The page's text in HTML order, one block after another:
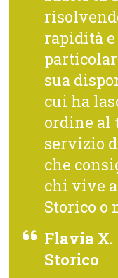
rapidità
sua
cui ha
ordine al
servizio
che
chi vive
Storico
Flavia X.
Storico